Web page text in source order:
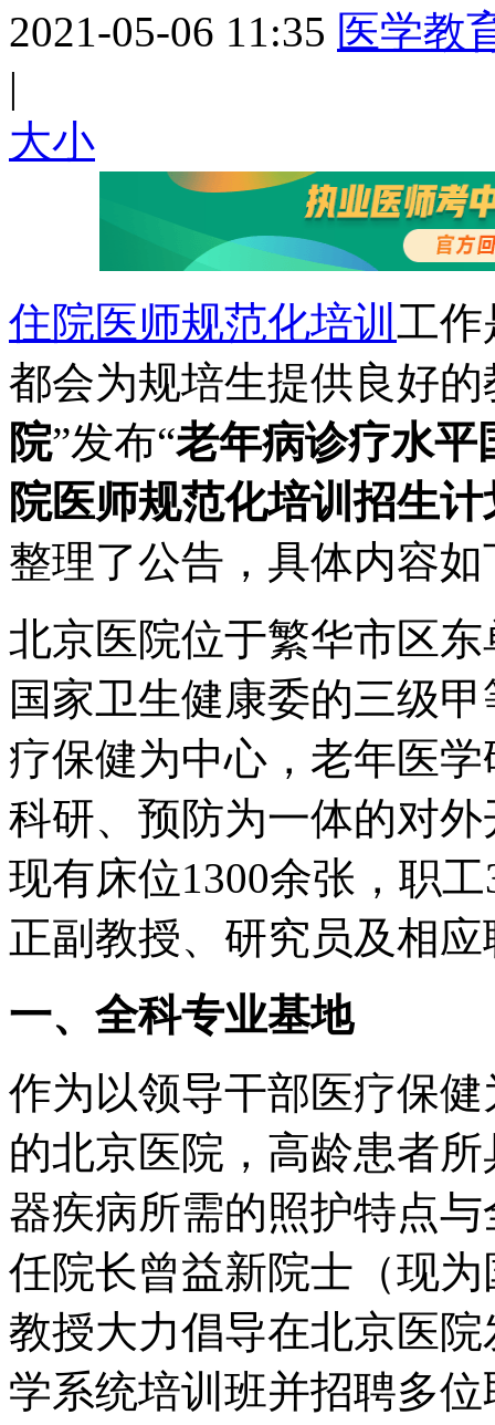
2021-05-06 11:35 医学教
|
大小
住院医师规范化培训 工作
都会为规培生提供良好
院”发布“老年病诊疗水平
院医师规范化培训招生
整理了公告，具体内容如
北京医院位于繁华市区
国家卫生健康委的三级
疗保健为中心，老年医
科研、预防为一体的对
现有床位1300余张，职
正副教授、研究员及相
一、全科专业基地
作为以领导干部医疗保
的北京医院，高龄患者
器疾病所需的照护特点
任院长曾益新院士（现
教授大力倡导在北京医
学系统培训班并招聘多